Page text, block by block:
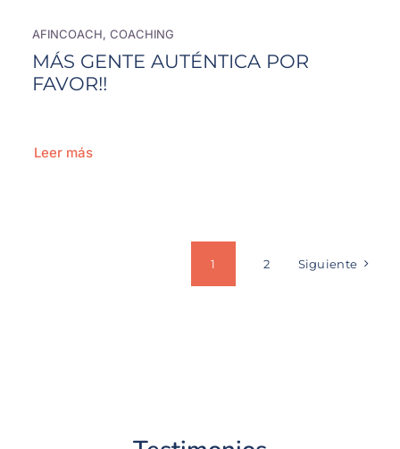
AFINCOACH, COACHING
MÁS GENTE AUTÉNTICA POR
FAVOR!!
Leer más
1 2 Siguiente